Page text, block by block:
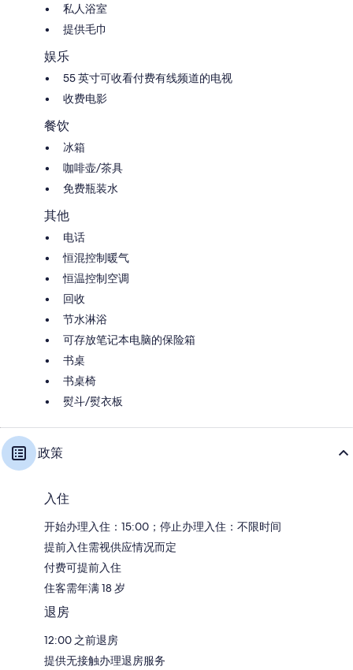
私人浴室
提供毛巾
娱乐
55 英寸可收看付费有线频道的电视
收费电影
餐饮
冰箱
咖啡壶/茶具
免费瓶装水
其他
电话
恒混控制暖气
恒温控制空调
回收
节水淋浴
可存放笔记本电脑的保险箱
书桌
书桌椅
熨斗/熨衣板
政策
入住
开始办理入住：15:00；停止办理入住：不限时间
提前入住需视供应情况而定
付费可提前入住
住客需年满 18 岁
退房
12:00 之前退房
提供无接触办理退房服务